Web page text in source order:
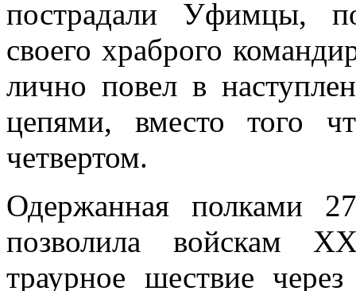
пострадали Уфимцы,
своего храброго
лично повел в
цепями, вместо того
четвертом.
Одержанная полками
позволила войскам
траурное шествие